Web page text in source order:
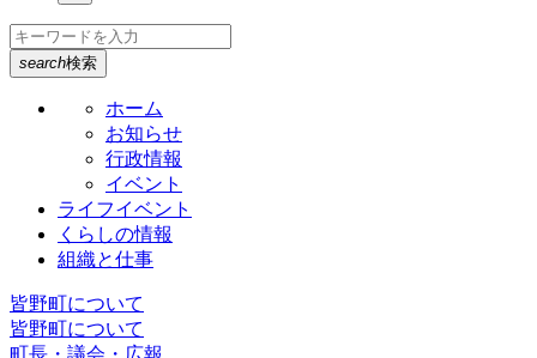
search検索
ホーム
お知らせ
行政情報
イベント
ライフイベント
くらしの情報
組織と仕事
皆野町について
皆野町について
町長・議会・広報